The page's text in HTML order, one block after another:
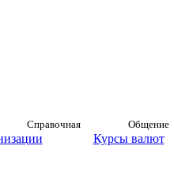
Справочная Общение
Курсы валют